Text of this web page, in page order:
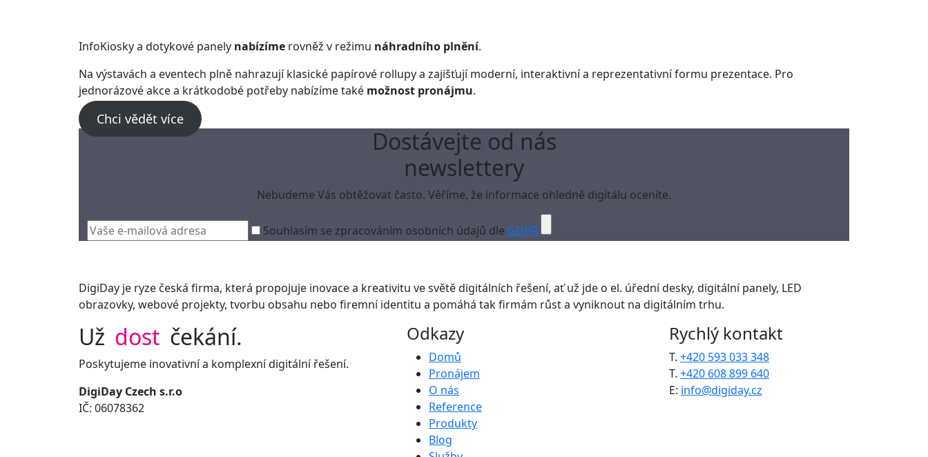
InfoKiosky a dotykové panely nabízíme rovněž v režimu náhradního plnění.
Na výstavách a eventech plně nahrazují klasické papírové rollupy a zajišťují moderní, interaktivní a reprezentativní formu prezentace. Pro
jednorázové akce a krátkodobé potřeby nabízíme také možnost pronájmu.
Chci vědět více
Dostávejte od nás
newslettery
Nebudeme Vás obtěžovat často. Věříme, že informace ohledně digitálu oceníte.
Souhlasím se zpracováním osobních údajů dle GDPR
DigiDay je ryze česká firma, která propojuje inovace a kreativitu ve světě digitálních řešení, ať už jde o el. úřední desky, digitální panely, LED
obrazovky, webové projekty, tvorbu obsahu nebo firemní identitu a pomáhá tak firmám růst a vyniknout na digitálním trhu.
Už dost čekání.
Poskytujeme inovativní a komplexní digitální řešení.
DigiDay Czech s.r.o
IČ: 06078362
Odkazy
Domů
Pronájem
O nás
Reference
Produkty
Blog
Rychlý kontakt
T. +420 593 033 348
T. +420 608 899 640
E: info@digiday.cz